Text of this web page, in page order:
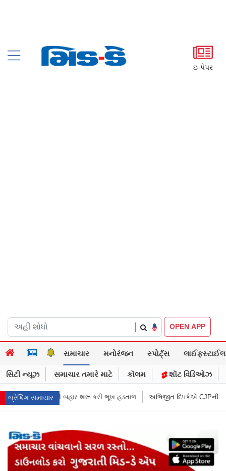
ઇ-પેપર
OPEN APP
સમાચાર મનોરંજન સ્પોર્ટ્સ લાઈફસ્ટાઈલ
સિટી ન્યૂઝ સમાચાર તમારે માટે કૉલમ શૉટ વિડિઓઝ
બ્રેકિંગ સમાચાર
કરી ભૂખ હડતાળ અભિજીત દિપકેએ CJPની નવી નીતિ જાહેર કરી,